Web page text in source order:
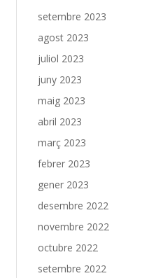
setembre 2023
agost 2023
juliol 2023
juny 2023
maig 2023
abril 2023
març 2023
febrer 2023
gener 2023
desembre 2022
novembre 2022
octubre 2022
setembre 2022